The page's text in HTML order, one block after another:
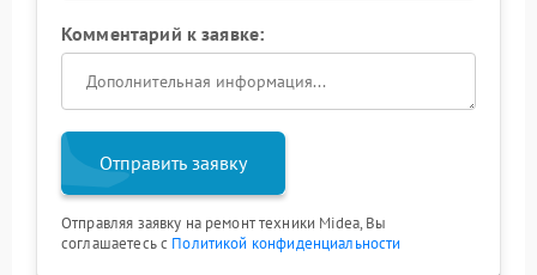
Комментарий к заявке:
Отправить заявку
Отправляя заявку на ремонт техники Midea, Вы
соглашаетесь с Политикой конфиденциальности